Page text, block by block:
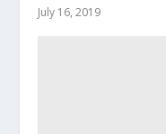
July 16, 2019